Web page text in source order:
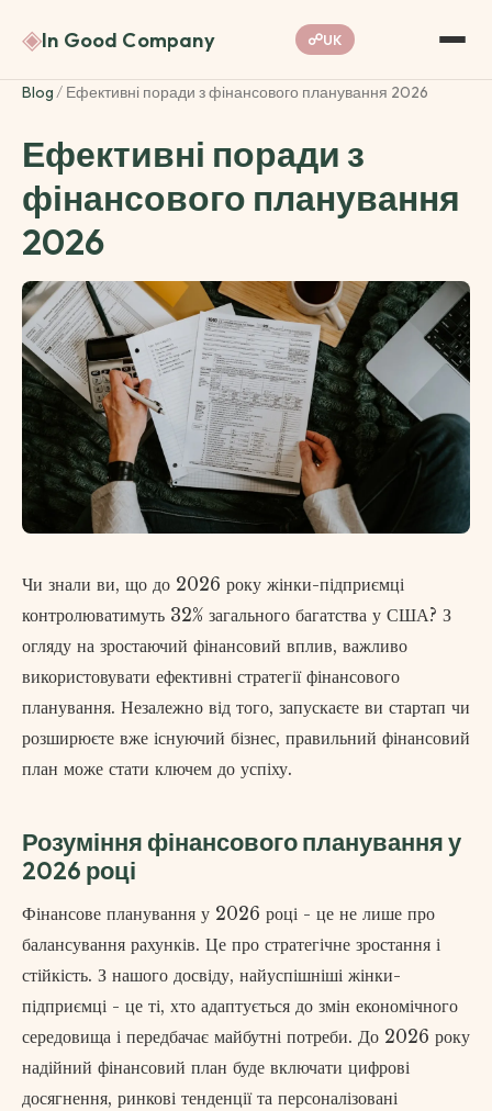
◈In Good Company ☍UK
Blog/ Ефективні поради з фінансового планування 2026
Ефективні поради з
фінансового планування
2026
Чи знали ви, що до 2026 року жінки-підприємці
контролюватимуть 32% загального багатства у США? З
огляду на зростаючий фінансовий вплив, важливо
використовувати ефективні стратегії фінансового
планування. Незалежно від того, запускаєте ви стартап чи
розширюєте вже існуючий бізнес, правильний фінансовий
план може стати ключем до успіху.
Розуміння фінансового планування у
2026 році
Фінансове планування у 2026 році - це не лише про
балансування рахунків. Це про стратегічне зростання і
стійкість. З нашого досвіду, найуспішніші жінки-
підприємці - це ті, хто адаптується до змін економічного
середовища і передбачає майбутні потреби. До 2026 року
надійний фінансовий план буде включати цифрові
досягнення, ринкові тенденції та персоналізовані